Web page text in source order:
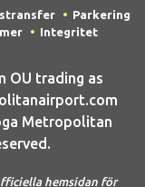
Parkering
Integritet
OU trading as
Metropolitan
hemsidan för